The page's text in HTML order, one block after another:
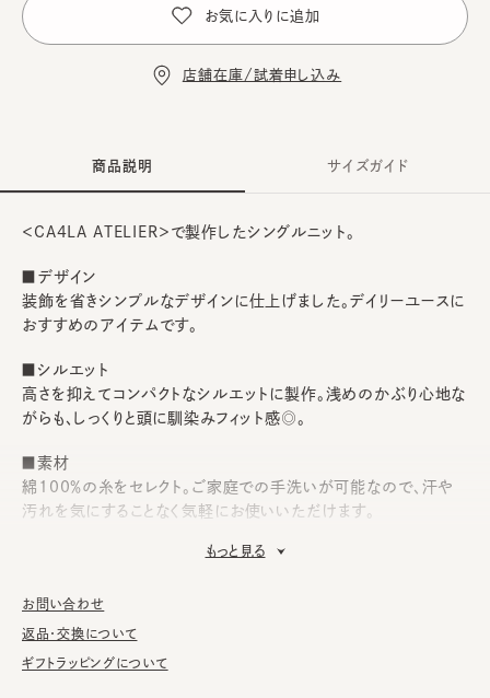
お気に入りに追加
店舗在庫/試着申し込み
商品説明
＜CA4LA ATELIER＞で製作したシングルニット。
■デザイン
装飾を省きシンプルなデザインに仕上げました。デイリーユースに
おすすめのアイテムです。
■シルエット
高さを抑えてコンパクトなシルエットに製作。浅めのかぶり心地な
がらも、しっくりと頭に馴染みフィット感◎。
■素材
綿100％の糸をセレクト。ご家庭での手洗いが可能なので、汗や
汚れを気にすることなく気軽にお使いいただけます。
濯の際は単独手洗いで洗濯後、形を整え陰干ししてください。
す。
もっと見る
サイズガイド
お問い合わせ
返品・交換について
ギフトラッピングについて